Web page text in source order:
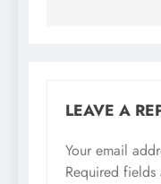
LEAVE A
Your email
Required fields